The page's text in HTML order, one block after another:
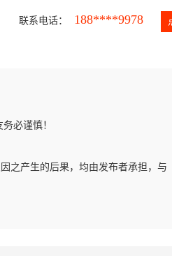
联系电话： 188****9978
必谨慎！
之产生的后果，均由发布者承担，与